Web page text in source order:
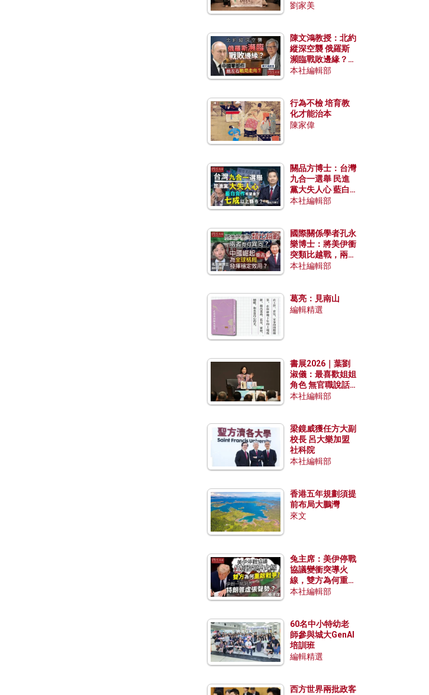
劉家美
陳文鴻教授：北約
縱深空襲 俄羅斯
瀕臨戰敗邊緣？中
國零部件能左右戰
本社編輯部
行為不檢 培育教
化才能治本
陳家偉
關品方博士：台灣
九合一選舉 民進
黨大失人心 藍白
合作有望拿下七成
本社編輯部
國際關係學者孔永
樂博士：將美伊衝
突類比越戰，兩者
有何異同？中國崛
本社編輯部
葛亮：見南山
編輯精選
書展2026｜葉劉
淑儀：最喜歡姐姐
角色 無官職說話
包袱少
本社編輯部
梁鏡威獲任方大副
校長 呂大樂加盟
社科院
本社編輯部
香港五年規劃須提
前布局大鵬灣
來文
兔主席：美伊停戰
協議變衝突導火
線，雙方為何重啟
戰爭？伊朗一早洞
本社編輯部
60名中小特幼老
師參與城大GenAI
培訓班
編輯精選
西方世界兩批政客